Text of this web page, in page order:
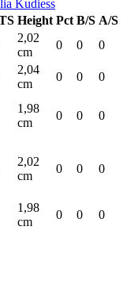
Kudiess
Height Pct B/S A/S
2,02
cm
0 0 0
2,04
cm
0 0 0
1,98
cm
0 0 0
2,02
cm
0 0 0
1,98
cm
0 0 0